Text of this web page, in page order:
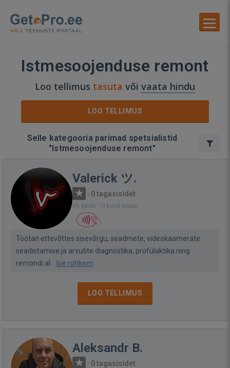
Istmesoojenduse remont
Loo tellimus tasuta või vaata hindu
LOO TELLIMUS
Selle kategooria parimad spetsialistid
"Istmesoojenduse remont"
Valerick ツ.
· 0 tagasisidet
Oli saidil: 10 kuud tagasi
Töötan ettevõttes sisevõrgu, seadmete, videokaamerate
seadistamise ja arvutite diagnostika, profülaktika ning
remondi al...
loe rohkem
LOO TELLIMUS
Aleksandr B.
· 0 tagasisidet